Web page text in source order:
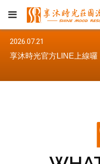
2026.07.21
享沐時光官方LINE上線囉